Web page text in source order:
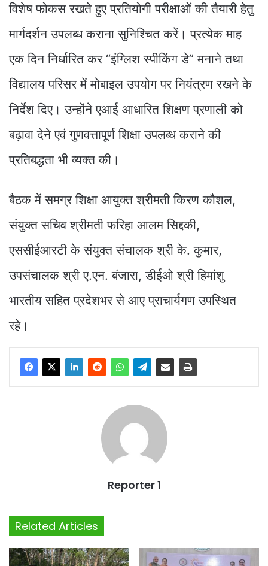
विशेष फोकस रखते हुए प्रतियोगी परीक्षाओं की तैयारी हेतु
मार्गदर्शन उपलब्ध कराना सुनिश्चित करें। प्रत्येक माह
एक दिन निर्धारित कर “इंग्लिश स्पीकिंग डे” मनाने तथा
विद्यालय परिसर में मोबाइल उपयोग पर नियंत्रण रखने के
निर्देश दिए। उन्होंने एआई आधारित शिक्षण प्रणाली को
बढ़ावा देने एवं गुणवत्तापूर्ण शिक्षा उपलब्ध कराने की
प्रतिबद्धता भी व्यक्त की।
बैठक में समग्र शिक्षा आयुक्त श्रीमती किरण कौशल,
संयुक्त सचिव श्रीमती फरिहा आलम सिद्दकी,
एससीईआरटी के संयुक्त संचालक श्री के. कुमार,
उपसंचालक श्री ए.एन. बंजारा, डीईओ श्री हिमांशु
भारतीय सहित प्रदेशभर से आए प्राचार्यगण उपस्थित
रहे।
Reporter 1
Related Articles